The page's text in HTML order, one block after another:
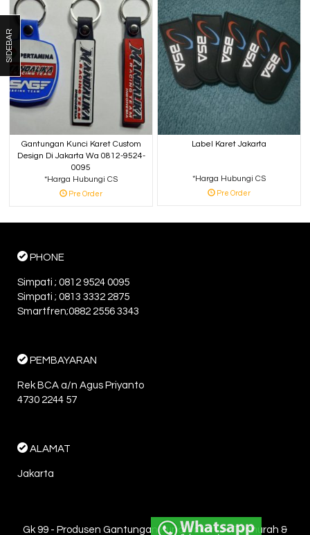
Gantungan Kunci Karet Custom
Design Di Jakarta Wa 0812-9524-
0095
*Harga Hubungi CS
Pre Order
Label Karet Jakarta
*Harga Hubungi CS
Pre Order
SIDEBAR
PHONE
Simpati ; 0812 9524 0095
Simpati ; 0813 3332 2875
Smartfren;0882 2556 3343
PEMBAYARAN
Rek BCA a/n Agus Priyanto
4730 2244 57
ALAMAT
Jakarta
Gk 99 - Produsen Gantungan Kunci Jakarta - Termurah &